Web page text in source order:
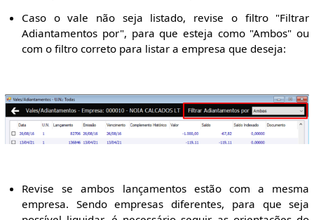
Caso o vale não seja listado, revise o filtro "Filtrar
Adiantamentos por", para que esteja como "Ambos" ou
com o filtro correto para listar a empresa que deseja:
Revise se ambos lançamentos estão com a mesma
empresa. Sendo empresas diferentes, para que seja